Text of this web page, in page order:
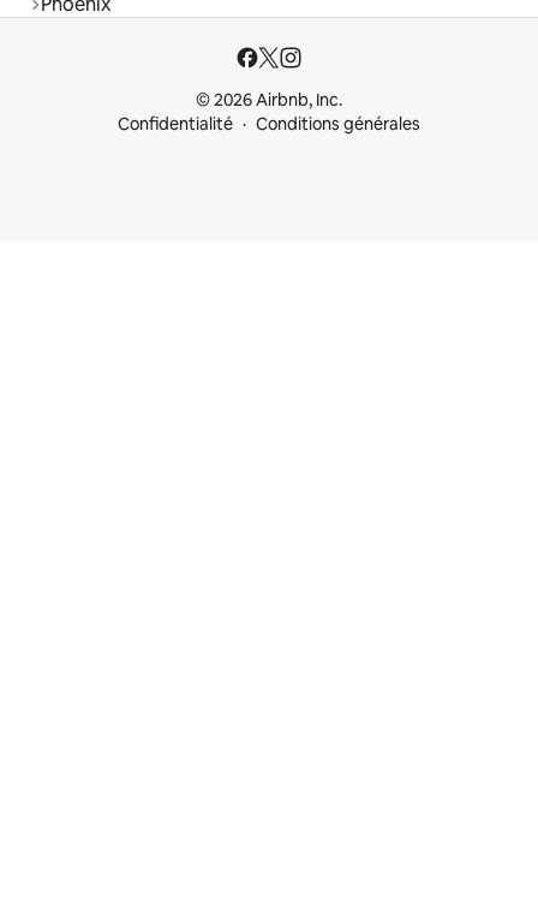
© 2026 Airbnb, Inc.
Confidentialité
Conditions générales